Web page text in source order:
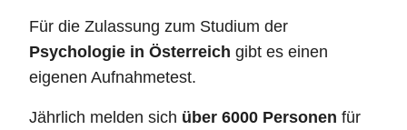
Für die Zulassung zum Studium der
Psychologie in Österreich gibt es einen
eigenen Aufnahmetest.
Jährlich melden sich über 6000 Personen für